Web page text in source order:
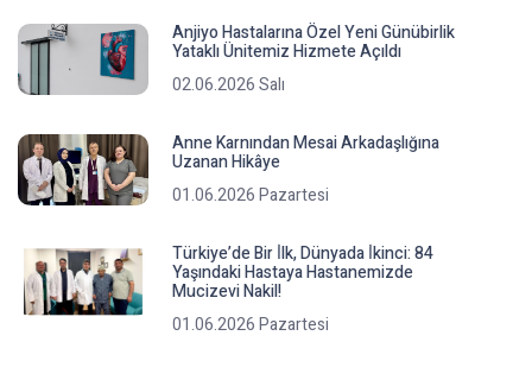
Anjiyo Hastalarına Özel Yeni Günübirlik
Yataklı Ünitemiz Hizmete Açıldı
02.06.2026 Salı
Anne Karnından Mesai Arkadaşlığına
Uzanan Hikâye
01.06.2026 Pazartesi
Türkiye’de Bir İ̇lk, Dünyada İ̇kinci: 84
Yaşındaki Hastaya Hastanemizde
Mucizevi Nakil!
01.06.2026 Pazartesi